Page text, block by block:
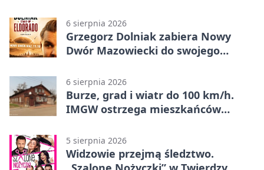
6 sierpnia 2026
Grzegorz Dolniak zabiera Nowy
Dwór Mazowiecki do swojego
6 sierpnia 2026
Burze, grad i wiatr do 100 km/h.
IMGW ostrzega mieszkańców
5 sierpnia 2026
Widzowie przejmą śledztwo.